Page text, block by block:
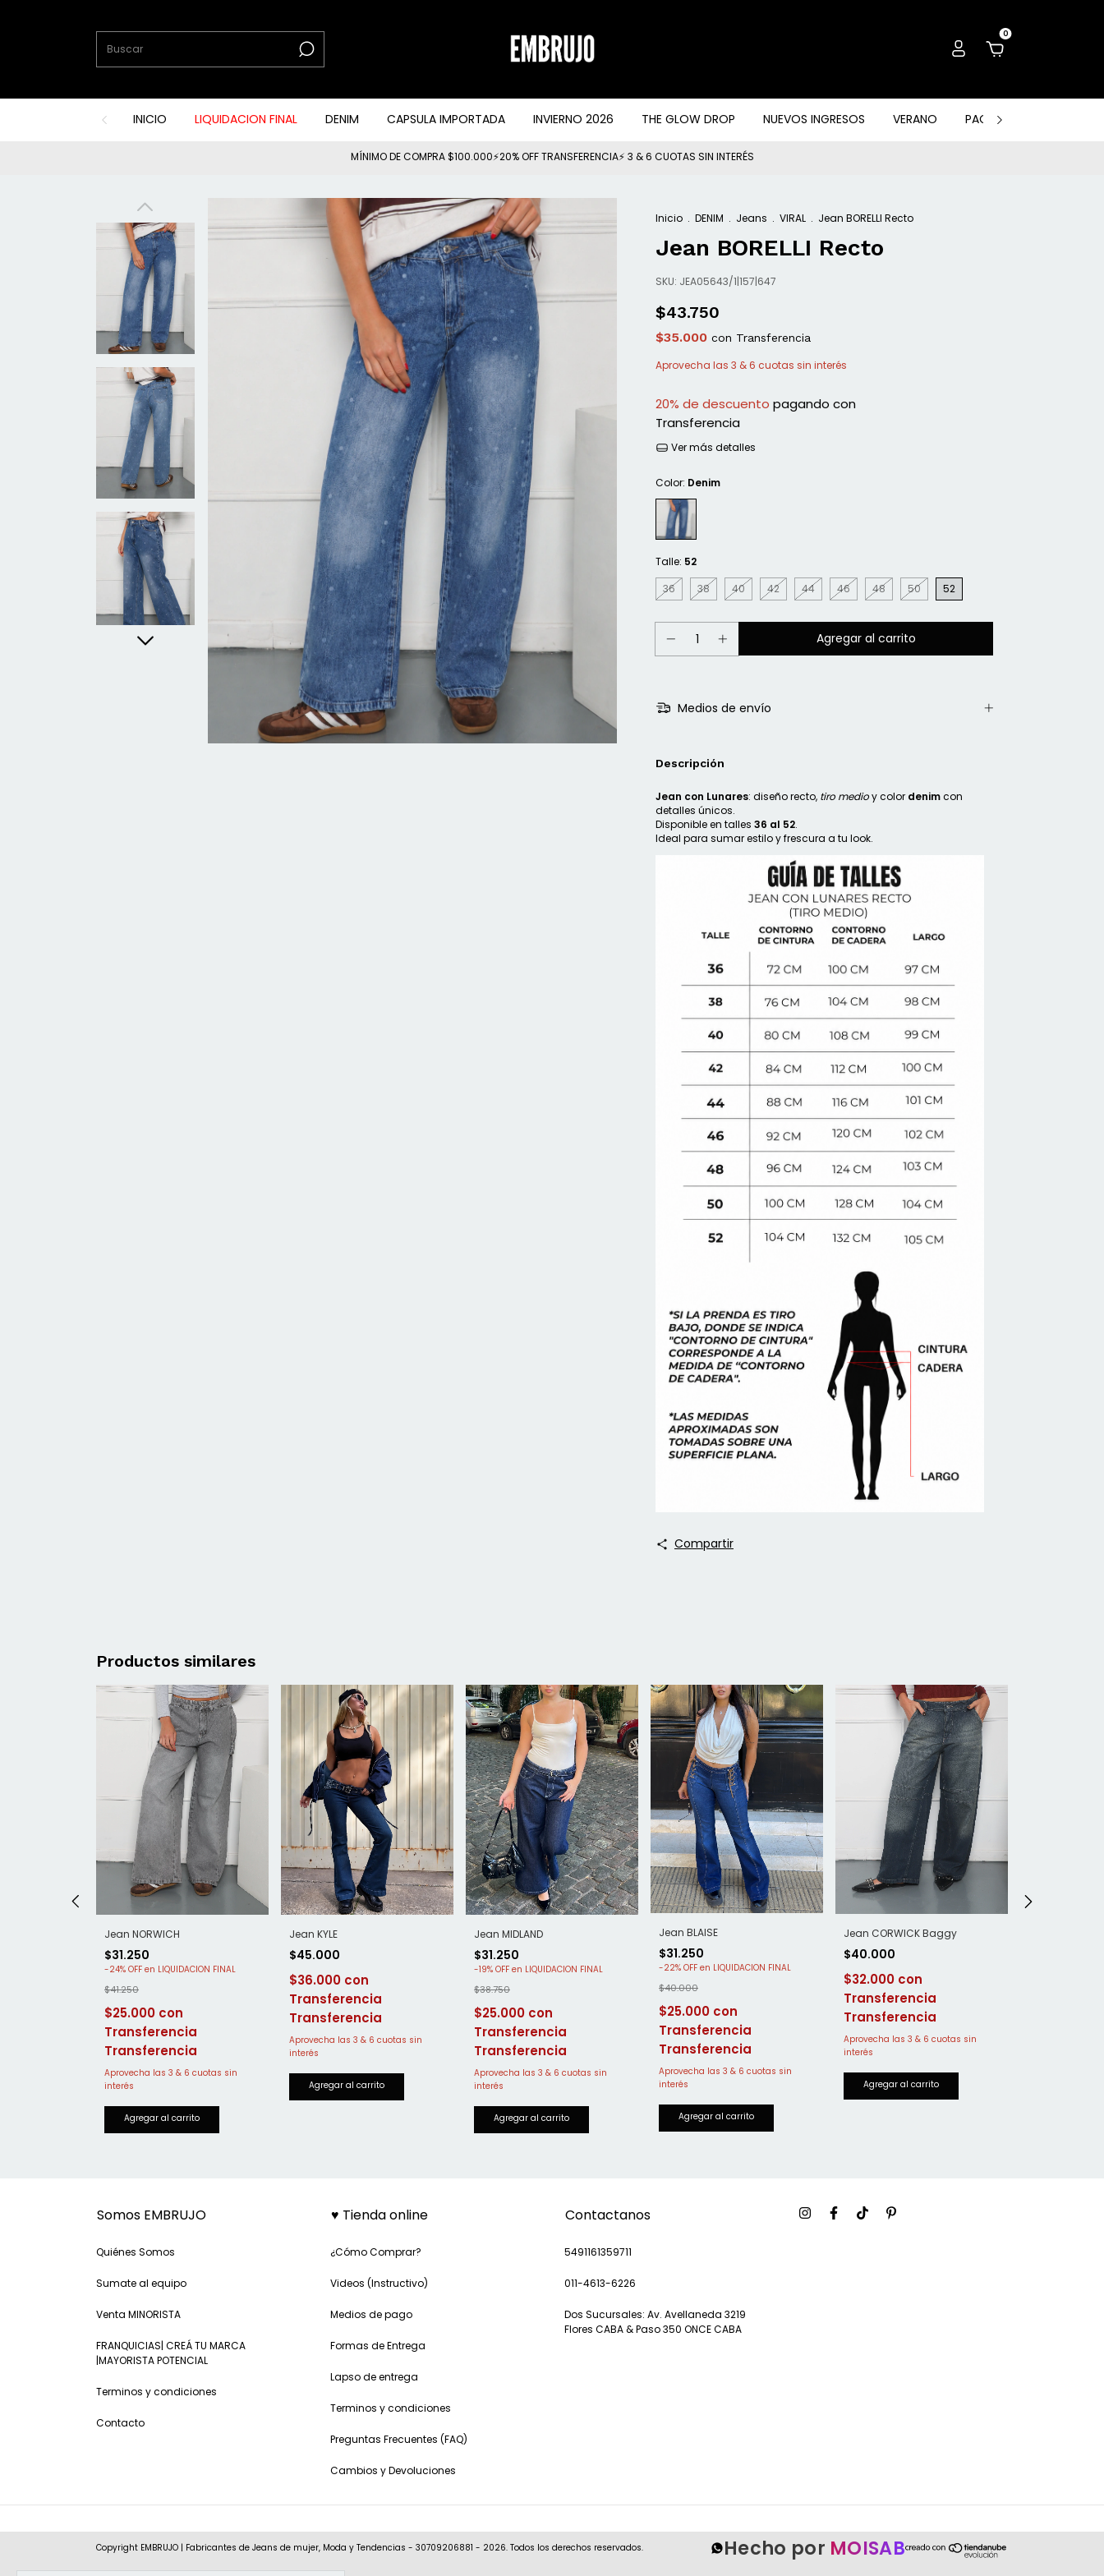
0
INICIO LIQUIDACION FINAL DENIM CAPSULA IMPORTADA INVIERNO 2026 THE GLOW DROP NUEVOS INGRESOS VERANO PACK, OUTLET & OTROS
MÍNIMO DE COMPRA $100.000⚡20% OFF TRANSFERENCIA⚡ 3 & 6 CUOTAS SIN INTERÉS
Inicio . DENIM . Jeans . VIRAL . Jean BORELLI Recto
Jean BORELLI Recto
SKU: JEA05643/1|157|647
$43.750
$35.000 con Transferencia
20% de descuento pagando con
Transferencia
Ver más detalles
Color: Denim
Talle: 52
36
38 40 42 44 46 48 50 52
Medios de envío
Descripción
Jean con Lunares: diseño recto, tiro medioy color denimcon
detalles únicos.
Disponible en talles 36 al 52.
Ideal para sumar estilo y frescura a tu look.
Compartir
Productos similares
Jean NORWICH
$31.250
-24% OFF
$41.250
$25.000
Transferencia
Jean KYLE
$45.000
$36.000
Transferencia
Jean MIDLAND
$31.250
-19% OFF
$38.750
$25.000
Transferencia
Jean BLAISE
$31.250
-22% OFF
$40.000
$25.000
Transferencia
Jean CORWICK Baggy
$40.000
$32.000
Transferencia
Somos EMBRUJO
Quiénes Somos
Sumate al equipo
Venta MINORISTA
FRANQUICIAS| CREÁ TU MARCA
|MAYORISTA POTENCIAL
Terminos y condiciones
Contacto
♥ Tienda online
¿Cómo Comprar?
Videos (Instructivo)
Medios de pago
Formas de Entrega
Lapso de entrega
Terminos y condiciones
Preguntas Frecuentes (FAQ)
Cambios y Devoluciones
Contactanos
5491161359711
011-4613-6226
Dos Sucursales: Av. Avellaneda 3219
Flores CABA & Paso 350 ONCE CABA
Copyright EMBRUJO | Fabricantes de Jeans de mujer, Moda y Tendencias - 30709206881 - 2026. Todos los derechos reservados. Hecho por MOISAB